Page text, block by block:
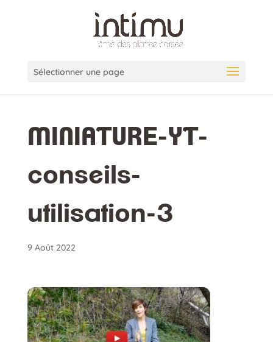
Sélectionner une page
MINIATURE-YT-
conseils-
utilisation-3
9 Août 2022